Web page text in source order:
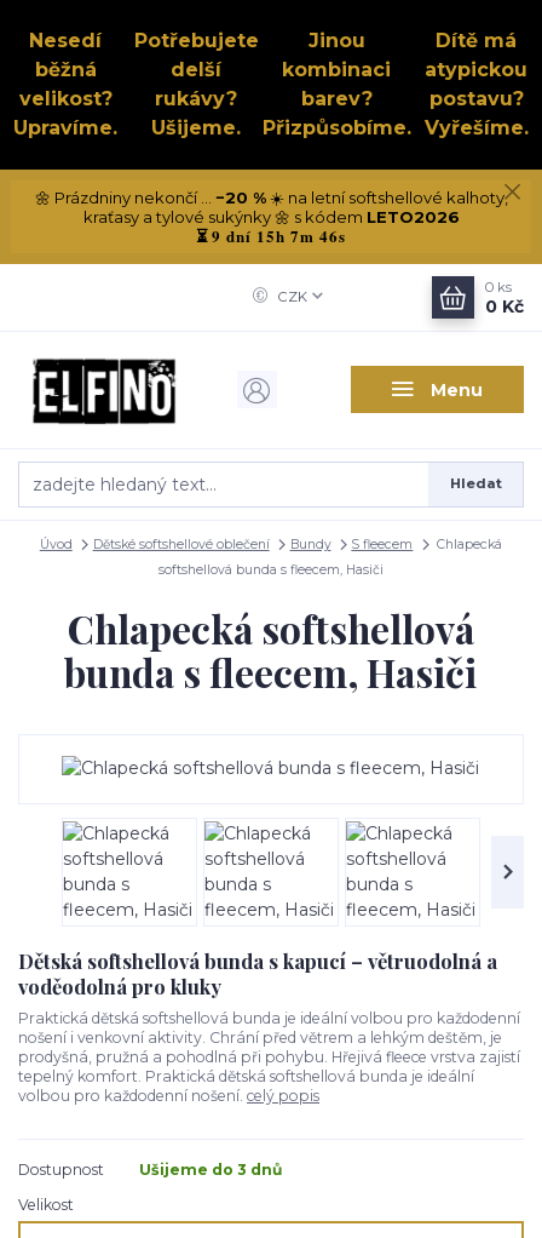
Nesedí
běžná
velikost?
Upravíme.
Potřebujete
delší
rukávy?
Ušijeme.
Jinou
kombinaci
barev?
Přizpůsobíme.
Dítě má
atypickou
postavu?
Vyřešíme.
🌼 Prázdniny nekončí ... −20 %☀️ na letní softshellové kalhoty,
kraťasy a tylové sukýnky 🌼 s kódem LETO2026
⏳9 dní 15h 7m 46s
Menu
CZK
Hledat
0 ks
0 Kč
Úvod Dětské softshellové oblečení Bundy S fleecem
Chlapecká
softshellová bunda s fleecem, Hasiči
Chlapecká softshellová
bunda s fleecem, Hasiči
Dětská softshellová bunda s kapucí – větruodolná a
voděodolná pro kluky
Praktická dětská softshellová bunda je ideální volbou pro každodenní
nošení i venkovní aktivity. Chrání před větrem a lehkým deštěm, je
prodyšná, pružná a pohodlná při pohybu. Hřejivá fleece vrstva zajistí
tepelný komfort. Praktická dětská softshellová bunda je ideální
volbou pro každodenní nošení. celý popis
Dostupnost
Ušijeme do 3 dnů
Velikost